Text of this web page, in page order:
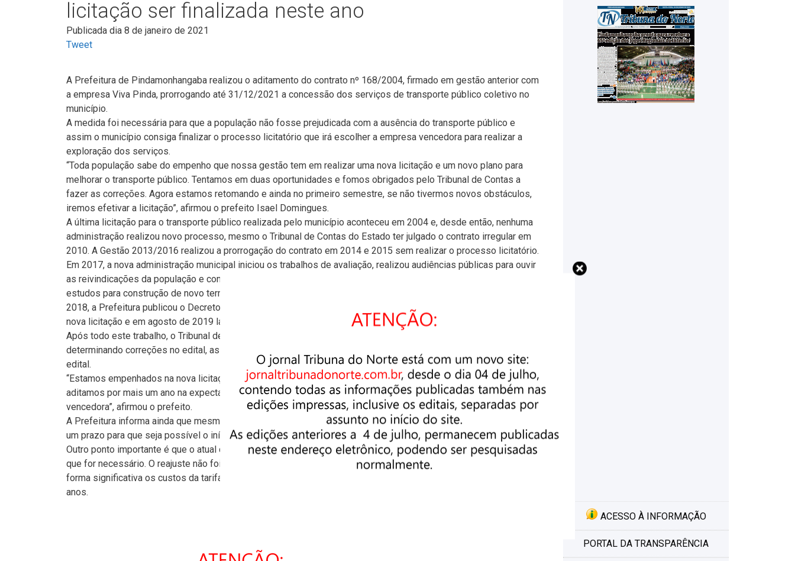
licitação ser finalizada neste ano
Publicada dia 8 de janeiro de 2021
Tweet
A Prefeitura de Pindamonhangaba realizou o aditamento do contrato nº 168/2004, firmado em gestão anterior com
a empresa Viva Pinda, prorrogando até 31/12/2021 a concessão dos serviços de transporte público coletivo no
município.
A medida foi necessária para que a população não fosse prejudicada com a ausência do transporte público e
assim o município consiga finalizar o processo licitatório que irá escolher a empresa vencedora para realizar a
exploração dos serviços.
“Toda população sabe do empenho que nossa gestão tem em realizar uma nova licitação e um novo plano para
melhorar o transporte público. Tentamos em duas oportunidades e fomos obrigados pelo Tribunal de Contas a
fazer as correções. Agora estamos retomando e ainda no primeiro semestre, se não tivermos novos obstáculos,
iremos efetivar a licitação”, afirmou o prefeito Isael Domingues.
A última licitação para o transporte público realizada pelo município aconteceu em 2004 e, desde então, nenhuma
administração realizou novo processo, mesmo o Tribunal de Contas do Estado ter julgado o contrato irregular em
2010. A Gestão 2013/2016 realizou a prorrogação do contrato em 2014 e 2015 sem realizar o processo licitatório.
Em 2017, a nova administração municipal iniciou os trabalhos de avaliação, realizou audiências públicas para ouvir
as reivindicações da população e contratou empresa especializada na área de transporte para desenvolver
estudos para construção de novo termo de referência para a licitação. Com o estudo finalizado em novembro de
2018, a Prefeitura publicou o Decreto Nº 5.659, de 24 de junho de 2019, com ato de justificativa de outorga para
nova licitação e em agosto de 2019 lançou o novo edital.
Após todo este trabalho, o Tribunal de Contas do Estado de São Paulo suspendeu o processo licitatório
determinando correções no edital, as quais estão em fase final de avaliação para lançamento em breve do novo
edital.
“Estamos empenhados na nova licitação, porém não podemos deixar o município sem nenhuma empresa, por isso
aditamos por mais um ano na expectativa de, neste período, finalizarmos o processo de escolha da empresa
vencedora”, afirmou o prefeito.
A Prefeitura informa ainda que mesmo após a realização do processo licitatório, a empresa vencedora ainda terá
um prazo para que seja possível o início da efetiva atividade de transporte coletivo no município.
Outro ponto importante é que o atual contrato prevê reajuste anual da passagem e o reequilíbrio do valor sempre
que for necessário. O reajuste não foi realizado no ano de 2020 e os impactos da pandemia influenciaram de
forma significativa os custos da tarifa, porém a passagem em Pinda segue com o mesmo valor há mais de dois
anos.
ACESSO À INFORMAÇÃO
PORTAL DA TRANSPARÊNCIA